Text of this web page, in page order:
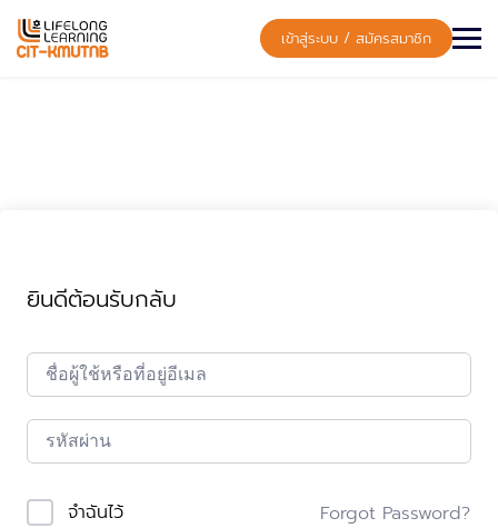
content
เข้าสู่ระบบ / สมัครสมาชิก
ยินดีต้อนรับกลับ
จำฉันไว้ Forgot Password?